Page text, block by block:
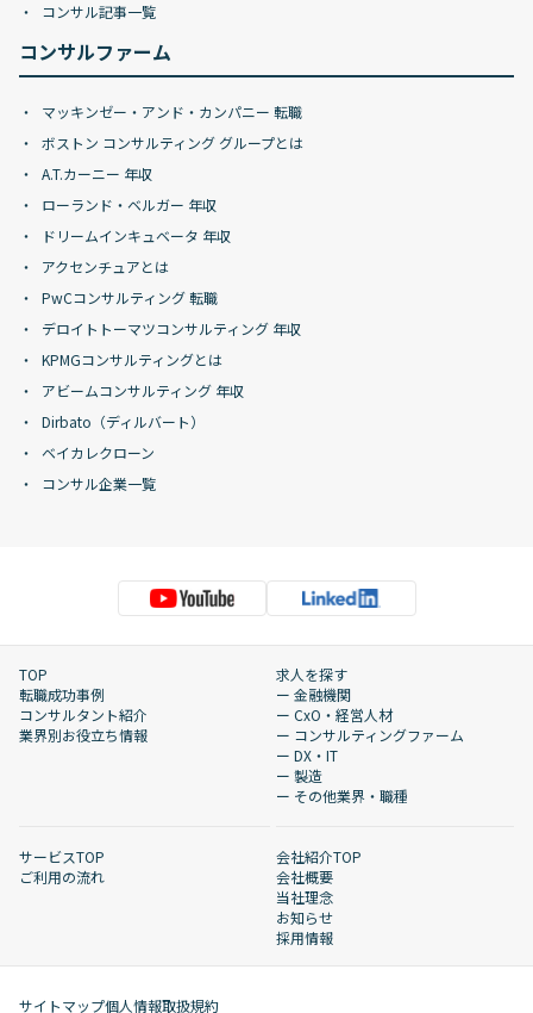
コンサル記事一覧
コンサルファーム
マッキンゼー・アンド・カンパニー 転職
ボストン コンサルティング グループとは
A.T.カーニー 年収
ローランド・ベルガー 年収
ドリームインキュベータ 年収
アクセンチュアとは
PwCコンサルティング 転職
デロイトトーマツコンサルティング 年収
KPMGコンサルティングとは
アビームコンサルティング 年収
Dirbato（ディルバート）
ベイカレクローン
コンサル企業一覧
TOP
転職成功事例
コンサルタント紹介
業界別お役立ち情報
求人を探す
ー 金融機関
ー CxO・経営人材
ー コンサルティングファーム
ー DX・IT
ー 製造
ー その他業界・職種
サービスTOP
ご利用の流れ
会社紹介TOP
会社概要
当社理念
お知らせ
採用情報
サイトマップ個人情報取扱規約